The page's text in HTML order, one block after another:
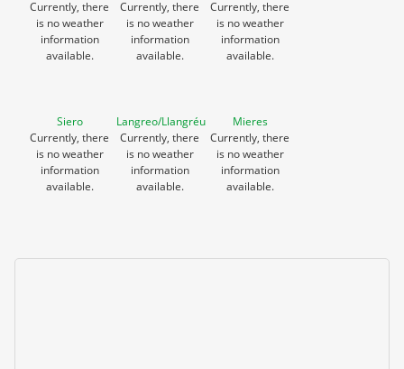
Currently, there
is no weather
information
available.
Currently, there
is no weather
information
available.
Currently, there
is no weather
information
available.
Siero
Currently, there
is no weather
information
available.
Langreo/Llangréu
Currently, there
is no weather
information
available.
Mieres
Currently, there
is no weather
information
available.